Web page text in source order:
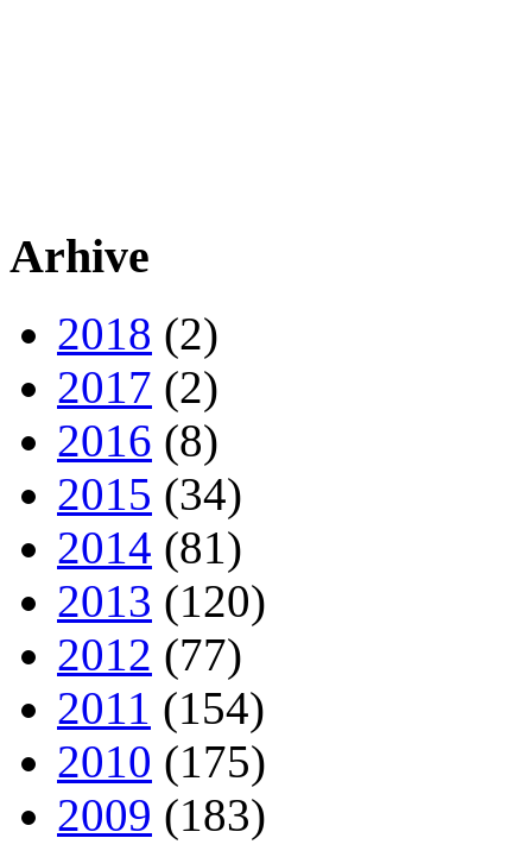
Arhive
2018 (2)
2017 (2)
2016 (8)
2015 (34)
2014 (81)
2013 (120)
2012 (77)
2011 (154)
2010 (175)
2009 (183)